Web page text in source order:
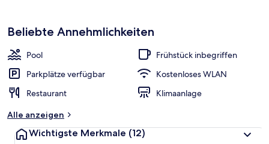
Beliebte Annehmlichkeiten
Pool
Frühstück inbegriffen
Parkplätze verfügbar
Kostenloses WLAN
Restaurant
Klimaanlage
Alle anzeigen
Wichtigste Merkmale (12)